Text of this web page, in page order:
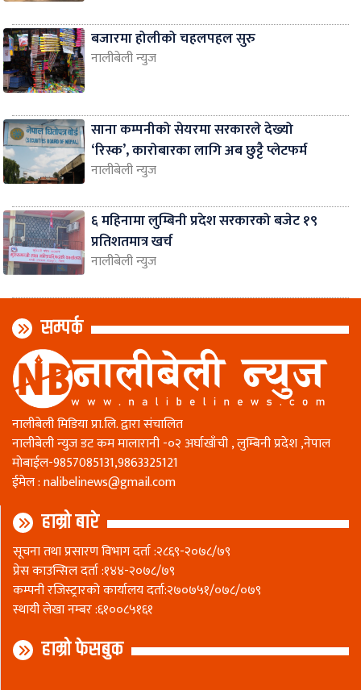
बजारमा होलीको चहलपहल सुरु
नालीबेली न्युज
साना कम्पनीको सेयरमा सरकारले देख्यो
‘रिस्क’, कारोबारका लागि अब छुट्टै प्लेटफर्म
नालीबेली न्युज
६ महिनामा लुम्बिनी प्रदेश सरकारको बजेट १९
प्रतिशतमात्र खर्च
नालीबेली न्युज
सम्पर्क
नालीबेली मिडिया प्रा.लि. द्वारा संचालित
नालीबेली न्युज डट कम मालारानी -०२ अर्घाखाँची , लुम्बिनी प्रदेश ,नेपाल
माेबाईल-9857085131,9863325121
ईमेल :nalibelinews@gmail.com
हाम्रो बारे
सूचना तथा प्रसारण विभाग दर्ता :२८६९-२०७८/७९
प्रेस काउन्सिल दर्ता :१४४-२०७८/७९
कम्पनी रजिस्ट्रारकाे कार्यालय दर्ता:२७०७५१/०७८/०७९
स्थायी लेखा नम्बर :६१००८५१६१
हाम्रो फेसबुक